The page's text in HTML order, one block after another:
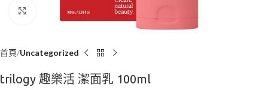
Click to enlarge
首頁 Uncategorized
trilogy 趣樂活 潔面乳 100ml